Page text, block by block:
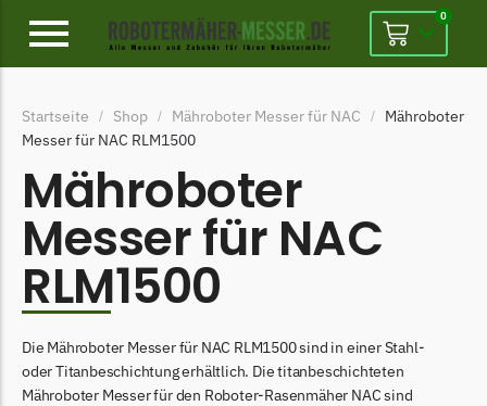
Alpina Messer
Ambrogio
Ambrogio Messer
Begrenzungsdraht
Belrobotics
Belrobotics Messer
Begrenzungsdraht
0
Startseite / Shop / Mähroboter Messer für NAC /
Mähroboter
Messer für NAC RLM1500
Mähroboter
Messer für NAC
RLM1500
Die Mähroboter Messer für NAC RLM1500 sind in einer Stahl-
oder Titanbeschichtung erhältlich. Die titanbeschichteten
Mähroboter Messer für den Roboter-Rasenmäher NAC sind